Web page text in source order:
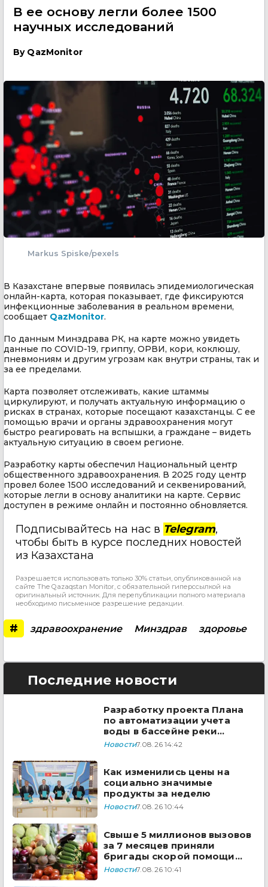
В ее основу легли более 1500
научных исследований
By QazMonitor
Markus Spiske/pexels
В Казахстане впервые появилась эпидемиологическая
онлайн-карта, которая показывает, где фиксируются
инфекционные заболевания в реальном времени,
сообщает QazMonitor.
По данным Минздрава РК, на карте можно увидеть
данные по COVID-19, гриппу, ОРВИ, кори, коклюшу,
пневмониям и другим угрозам как внутри страны, так и
за ее пределами.
Карта позволяет отслеживать, какие штаммы
циркулируют, и получать актуальную информацию о
рисках в странах, которые посещают казахстанцы. С ее
помощью врачи и органы здравоохранения могут
быстро реагировать на вспышки, а граждане – видеть
актуальную ситуацию в своем регионе.
Разработку карты обеспечил Национальный центр
общественного здравоохранения. В 2025 году центр
провел более 1500 исследований и секвенирований,
которые легли в основу аналитики на карте. Сервис
доступен в режиме онлайн и постоянно обновляется.
Подписывайтесь на нас в Telegram,
чтобы быть в курсе последних новостей
из Казахстана
Разрешается использовать только 30% статьи, опубликованной на
сайте The Qazaqstan Monitor, с обязательной гиперссылкой на
оригинальный источник. Для перепубликации полного материала
необходимо письменное разрешение редакции.
# здравоохранение Минздрав здоровье
Последние новости
Разработку проекта Плана
по автоматизации учета
воды в бассейне реки
Сырдарья одобрили
Новости7.08.26 14:42
Как изменились цены на
социально значимые
продукты за неделю
Новости7.08.26 10:44
Свыше 5 миллионов вызовов
за 7 месяцев приняли
бригады скорой помощи
Казахстана
Новости7.08.26 10:41